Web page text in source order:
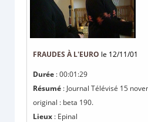
FRAUDES À L'EURO le 12/11/01
Durée : 00:01:29
Résumé : Journal Télévisé 15
original : beta 190.
Lieux : Epinal